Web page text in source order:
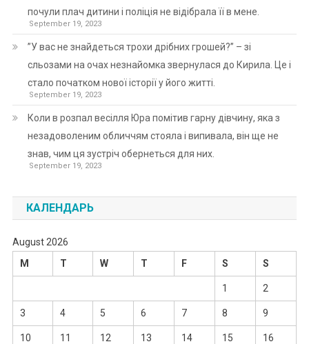
почули плач дитини і поліція не відібрала її в мене.
September 19, 2023
”У вас не знайдеться трохи дрібних грошей?” – зі
сльозами на очах незнайомка звернулася до Кирила. Це і
стало початком нової історії у його житті.
September 19, 2023
Коли в розпал весілля Юра помітив гарну дівчину, яка з
незадоволеним обличчям стояла і випивала, він ще не
знав, чим ця зустріч обернеться для них.
September 19, 2023
КАЛЕНДАРЬ
August 2026
M
T W T F S S
1 2
3 4 5 6 7 8 9
10 11 12 13 14 15 16